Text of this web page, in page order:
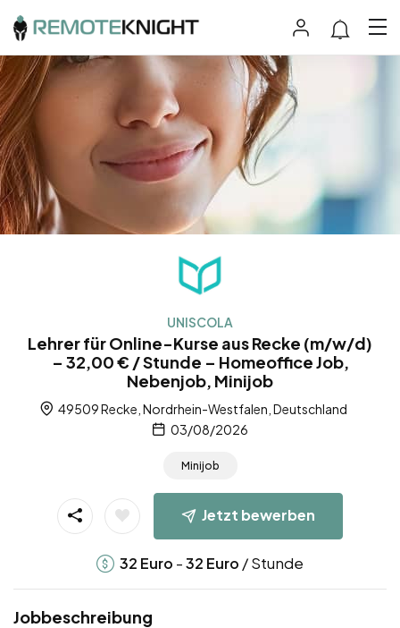
UNISCOLA
Lehrer für Online-Kurse aus Recke (m/w/d)
– 32,00 € / Stunde – Homeoffice Job,
Nebenjob, Minijob
49509 Recke, Nordrhein-Westfalen, Deutschland
03/08/2026
Minijob
Jetzt bewerben
32 Euro -32 Euro / Stunde
Jobbeschreibung